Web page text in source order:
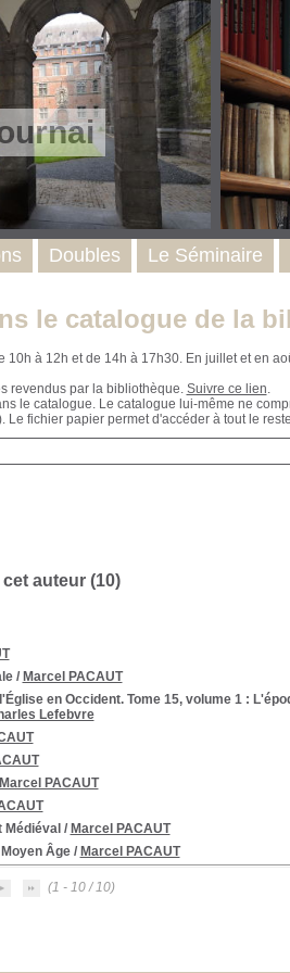
le catalogue de la
à 12h et de 14h à 17h30. En juillet et en
revendus par la bibliothèque. Suivre ce lien.
le catalogue. Le catalogue lui-même ne
fichier papier permet d'accéder à tout le
auteur (10)
/ Marcel PACAUT
en Occident. Tome 15, volume 1:
Lefebvre
Marcel PACAUT
/ Marcel PACAUT
Âge/ Marcel PACAUT
(1 - 10 / 10)
Doubles Le Séminaire